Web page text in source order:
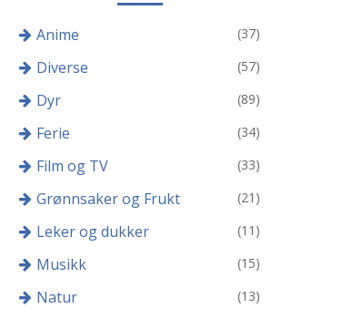
Anime (37)
Diverse (57)
Dyr (89)
Ferie (34)
Film og TV (33)
Grønnsaker og Frukt (21)
Leker og dukker (11)
Musikk (15)
Natur (13)